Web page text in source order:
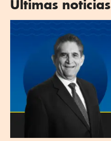
Últimas noticias